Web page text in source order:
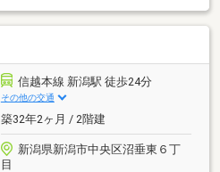
信越本線 新潟駅 徒歩24分
その他の交通
築32年2ヶ月 / 2階建
新潟県新潟市中央区沼垂東６丁
目